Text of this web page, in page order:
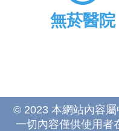
無菸醫院
© 2023 本網站內容屬
一切內容僅供使用者